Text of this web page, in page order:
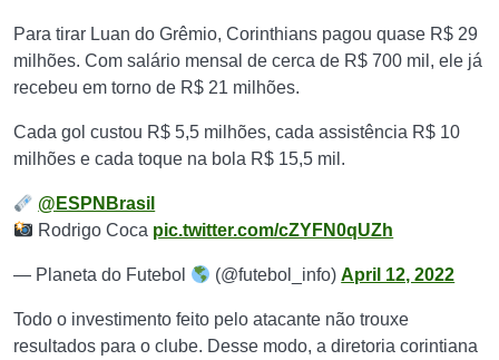
Para tirar Luan do Grêmio, Corinthians pagou quase R$ 29
milhões. Com salário mensal de cerca de R$ 700 mil, ele já
recebeu em torno de R$ 21 milhões.
Cada gol custou R$ 5,5 milhões, cada assistência R$ 10
milhões e cada toque na bola R$ 15,5 mil.
@ESPNBrasil
Rodrigo Coca pic.twitter.com/cZYFN0qUZh
— Planeta do Futebol (@futebol_info)April 12, 2022
Todo o investimento feito pelo atacante não trouxe
resultados para o clube. Desse modo, a diretoria corintiana